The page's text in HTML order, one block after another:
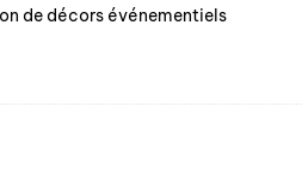
de décors événementiels